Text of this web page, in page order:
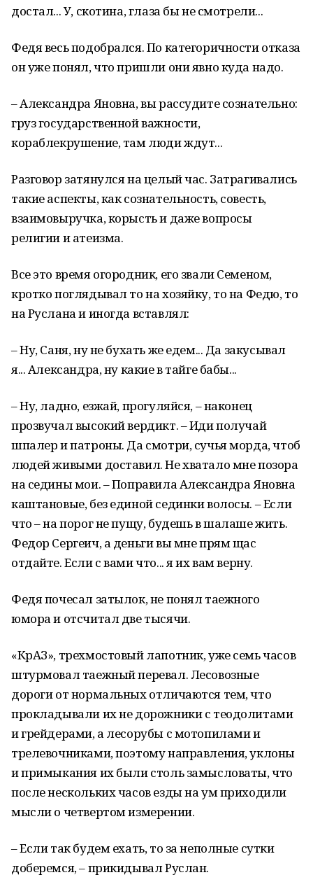
достал... У, скотина, глаза бы не смотрели...
Федя весь подобрался. По категоричности отказа
он уже понял, что пришли они явно куда надо.
– Александра Яновна, вы рассудите сознательно:
груз государственной важности,
кораблекрушение, там люди ждут...
Разговор затянулся на целый час. Затрагивались
такие аспекты, как сознательность, совесть,
взаимовыручка, корысть и даже вопросы
религии и атеизма.
Все это время огородник, его звали Семеном,
кротко поглядывал то на хозяйку, то на Федю, то
на Руслана и иногда вставлял:
– Ну, Саня, ну не бухать же едем... Да закусывал
я... Александра, ну какие в тайге бабы...
– Ну, ладно, езжай, прогуляйся, – наконец
прозвучал высокий вердикт. – Иди получай
шпалер и патроны. Да смотри, сучья морда, чтоб
людей живыми доставил. Не хватало мне позора
на седины мои. – Поправила Александра Яновна
каштановые, без единой сединки волосы. – Если
что – на порог не пущу, будешь в шалаше жить.
Федор Сергеич, а деньги вы мне прям щас
отдайте. Если с вами что... я их вам верну.
Федя почесал затылок, не понял таежного
юмора и отсчитал две тысячи.
«КрАЗ», трехмостовый лапотник, уже семь часов
штурмовал таежный перевал. Лесовозные
дороги от нормальных отличаются тем, что
прокладывали их не дорожники с теодолитами
и грейдерами, а лесорубы с мотопилами и
трелевочниками, поэтому направления, уклоны
и примыкания их были столь замысловаты, что
после нескольких часов езды на ум приходили
мысли о четвертом измерении.
– Если так будем ехать, то за неполные сутки
доберемся, – прикидывал Руслан.